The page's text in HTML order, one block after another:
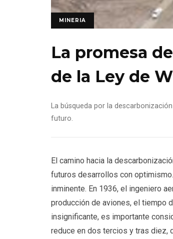
MINERIA
La promesa
de la Ley de
La búsqueda por la
futuro.
El camino hacia la
futuros desarrollos con
inminente. En 1936, el ingeniero
producción de aviones, el tiempo
insignificante, es importante
reduce en dos tercios y tras diez,